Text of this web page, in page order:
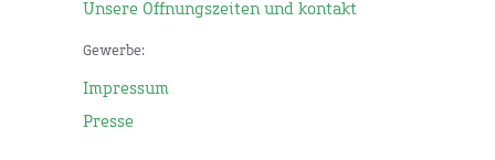
Unsere Öffnungszeiten und kontakt
Gewerbe:
Impressum
Presse